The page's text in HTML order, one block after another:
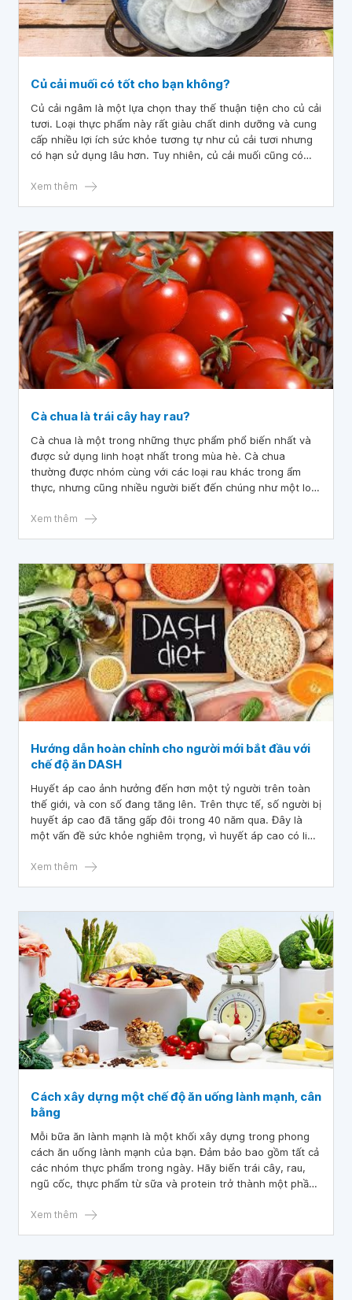
Củ cải muối có tốt cho bạn không?
Củ cải ngâm là một lựa chọn thay thế thuận tiện cho củ cải
tươi. Loại thực phẩm này rất giàu chất dinh dưỡng và cung
cấp nhiều lợi ích sức khỏe tương tự như củ cải tươi nhưng
có hạn sử dụng lâu hơn. Tuy nhiên, củ cải muối cũng có
cải muối có thực sự tốt cho cơ thể hay không.
Xem thêm
Cà chua là trái cây hay rau?
Cà chua là một trong những thực phẩm phổ biến nhất và
được sử dụng linh hoạt nhất trong mùa hè. Cà chua
thường được nhóm cùng với các loại rau khác trong ẩm
thực, nhưng cũng nhiều người biết đến chúng như một loại
Xem thêm
Hướng dẫn hoàn chỉnh cho người mới bắt đầu với
chế độ ăn DASH
Huyết áp cao ảnh hưởng đến hơn một tỷ người trên toàn
thế giới, và con số đang tăng lên. Trên thực tế, số người bị
huyết áp cao đã tăng gấp đôi trong 40 năm qua. Đây là
một vấn đề sức khỏe nghiêm trọng, vì huyết áp cao có liên
đột quỵ cao hơn. Bài viết này xem xét chế độ ăn DASH,
Xem thêm
Cách xây dựng một chế độ ăn uống lành mạnh, cân
bằng
Mỗi bữa ăn lành mạnh là một khối xây dựng trong phong
cách ăn uống lành mạnh của bạn. Đảm bảo bao gồm tất cả
các nhóm thực phẩm trong ngày. Hãy biến trái cây, rau,
ngũ cốc, thực phẩm từ sữa và protein trở thành một phần
ra, hạn chế thêm đường, chất béo bão hòa và natri. Bài
gia đình.
Xem thêm